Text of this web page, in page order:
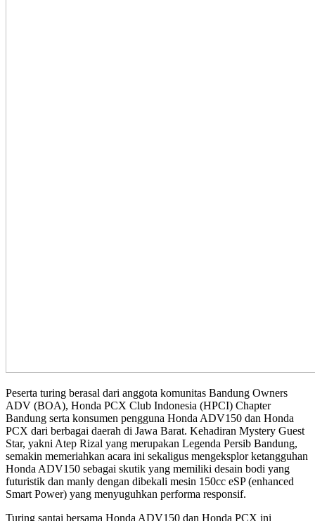
Peserta turing berasal dari anggota komunitas Bandung Owners
ADV (BOA), Honda PCX Club Indonesia (HPCI) Chapter
Bandung serta konsumen pengguna Honda ADV150 dan Honda
PCX dari berbagai daerah di Jawa Barat. Kehadiran Mystery Guest
Star, yakni Atep Rizal yang merupakan Legenda Persib Bandung,
semakin memeriahkan acara ini sekaligus mengeksplor ketangguhan
Honda ADV150 sebagai skutik yang memiliki desain bodi yang
futuristik dan manly dengan dibekali mesin 150cc eSP (enhanced
Smart Power) yang menyuguhkan performa responsif.
Turing santai bersama Honda ADV150 dan Honda PCX ini